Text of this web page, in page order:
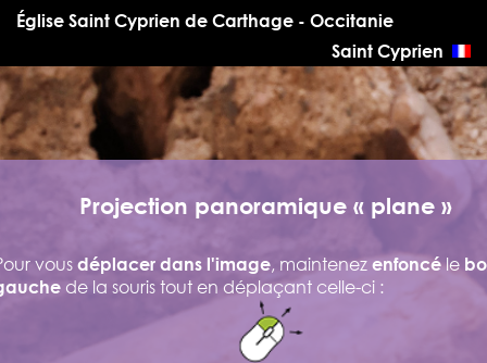
Église Saint Cyprien de Carthage - Occitanie
Saint Cyprien